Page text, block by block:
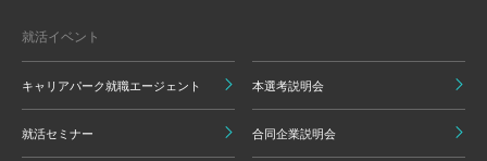
就活イベント
キャリアパーク就職エージェント 本選考説明会
就活セミナー 合同企業説明会